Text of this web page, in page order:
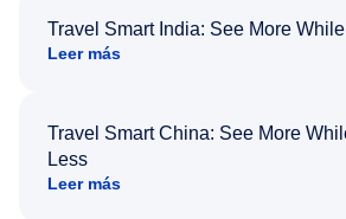
Travel Smart India: See More
Leer más
Travel Smart China: See More
Less
Leer más